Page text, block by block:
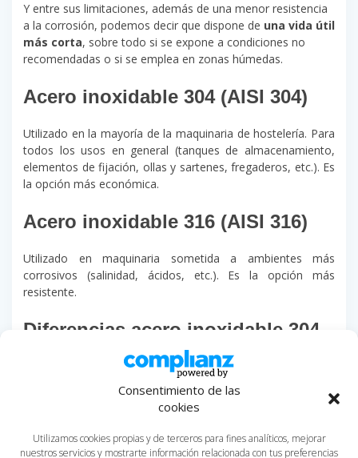
Consentimiento de las
cookies
Utilizamos cookies propias y de terceros para fines analíticos, mejorar
nuestros servicios y mostrarte información relacionada con tus preferencias
Y entre sus limitaciones, además de una menor resistencia
a la corrosión, podemos decir que dispone de una vida útil
más corta, sobre todo si se expone a condiciones no
recomendadas o si se emplea en zonas húmedas.
Acero inoxidable 304 (AISI 304)
Utilizado en la mayoría de la maquinaria de hostelería. Para
todos los usos en general (tanques de almacenamiento,
elementos de fijación, ollas y sartenes, fregaderos, etc.). Es
la opción más económica.
Acero inoxidable 316 (AISI 316)
Utilizado en maquinaria sometida a ambientes más
corrosivos (salinidad, ácidos, etc.). Es la opción más
resistente.
Diferencias acero inoxidable 304
¿Cómo podemos diferenciar el acero inoxidable 304
La diferencia más notable entre estos dos
está presente en el 316 y que mejora notablemente la